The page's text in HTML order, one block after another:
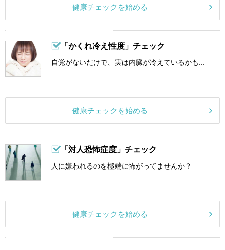
健康チェックを始める
「かくれ冷え性度」チェック
自覚がないだけで、実は内臓が冷えているかも...
健康チェックを始める
「対人恐怖症度」チェック
人に嫌われるのを極端に怖がってませんか？
健康チェックを始める